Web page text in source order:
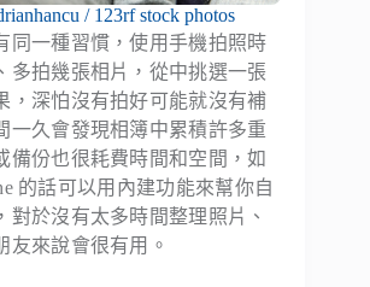
/ 123rf stock photos
同一種習慣，使用手機拍照時
多拍幾張相片，從中挑選一張
，深怕沒有拍好可能就沒有補
一久會發現相簿中累積許多重
備份也很耗費時間和空間，如
的話可以用內建功能來幫你自
對於沒有太多時間整理照片、
友來說會很有用。